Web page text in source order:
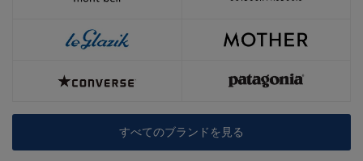
すべてのブランドを見る